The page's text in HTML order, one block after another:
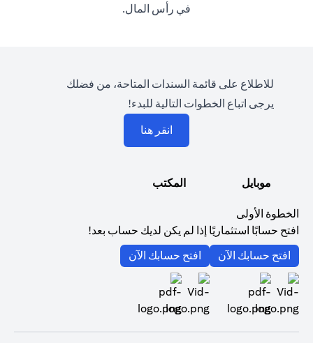
في رأس المال.
للاطلاع على قائمة السندات المتاحة، من فضلك
يرجى اتباع الخطوات التالية للبدء!
انقر هنا
موبايل المكتب
الخطوة الأولى
افتح حسابًا استثماريًا إذا لم يكن لديك حساب بعد!
افتح حسابك الآن opens in a new tab
افتح حسابك الآن